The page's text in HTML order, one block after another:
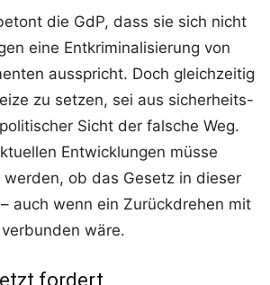
die GdP, dass sie sich nicht
eine Entkriminalisierung von
ausspricht. Doch gleichzeitig
zu setzen, sei aus sicherheits-
Sicht der falsche Weg.
Entwicklungen müsse
ob das Gesetz in dieser
auch wenn ein Zurückdrehen mit
wäre.
fordert